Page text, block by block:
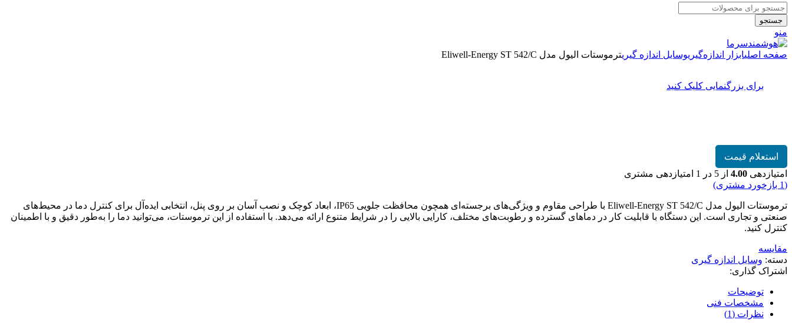
جستجو
منو
صفحه اصلیابزار اندازه‌گیریوسایل اندازه گیریترموستات الیول مدل Eliwell-Energy ST 542/C
برای بزرگنمایی کلیک کنید
استعلام قیمت
امتیازدهی 4.00 از 5 در 1 امتیازدهی مشتری
(
1 بازخورد مشتری)
ترموستات الیول مدل Eliwell-Energy ST 542/C با طراحی مقاوم و ویژگی‌های برجسته‌ای همچون محافظت جلویی IP65، ابعاد کوچک و نصب آسان بر روی پنل، انتخابی ایده‌آل برای کنترل دما در محیط‌های
صنعتی و تجاری است. این دستگاه با قابلیت کار در دماهای گسترده و رطوبت‌های مختلف، کارایی بالایی را در شرایط متنوع ارائه می‌دهد. با استفاده از این ترموستات، می‌توانید دما را به‌طور دقیق و با اطمینان
کنترل کنید.
مقایسه
دسته: وسایل اندازه گیری
اشتراک گذاری:
توضیحات
مشخصات فنی
نظرات (1)